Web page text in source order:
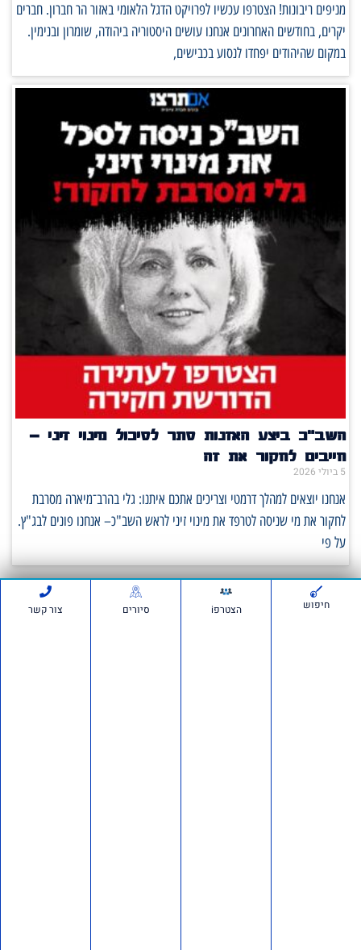
מניפים ריבונות! הצטרפו עכשיו לפרויקט הדגל הלאומי באזור הר חברון. חברים
יקרים, בחודשים האחרונים אנחנו עושים היסטוריה ביהודה, שומרון ובנימין.
במקום שהיהודים יפחדו לנסוע בכבישים,
השב"כ ביצע האזנות סתר לסיכול מינוי זיני –
חייבים לחקור את זה
5 ביולי 2026
אנחנו יוצאים למהלך דרמטי וצריכים אתכם איתנו: גלי בהרב־מיארה מסרבת
לחקור את מי שניסה לטרפד את מינוי זיני לראש השב"כ– אנחנו פונים לבג"ץ.
על פי
חיפוש הצטרפi סיורים צור קשר